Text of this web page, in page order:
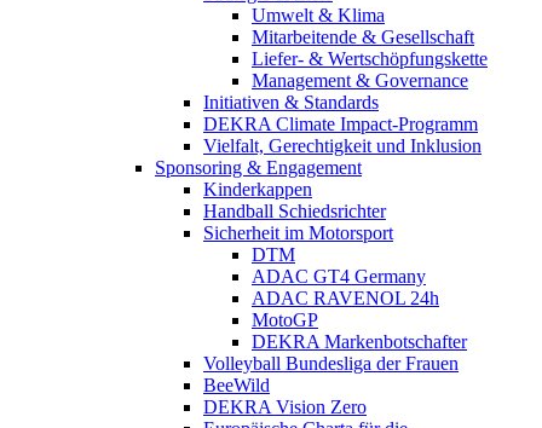
Umwelt & Klima
Mitarbeitende & Gesellschaft
Liefer- & Wertschöpfungskette
Management & Governance
Initiativen & Standards
DEKRA Climate Impact-Programm
Vielfalt, Gerechtigkeit und Inklusion​
Sponsoring & Engagement
Kinderkappen
Handball Schiedsrichter
Sicherheit im Motorsport
DTM
ADAC GT4 Germany
ADAC RAVENOL 24h
MotoGP
DEKRA Markenbotschafter
Volleyball Bundesliga der Frauen
BeeWild
DEKRA Vision Zero